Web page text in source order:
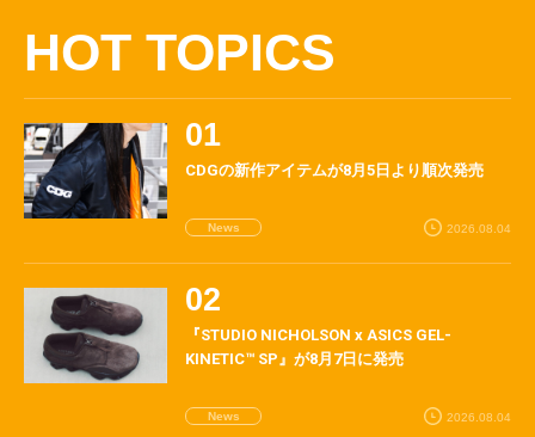
HOT TOPICS
CDGの新作アイテムが8月5日より順次発売
News 2026.08.04
『STUDIO NICHOLSON x ASICS GEL-
KINETIC™ SP』が8月7日に発売
News 2026.08.04